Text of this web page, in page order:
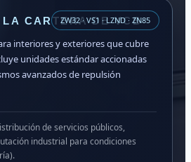
LA CARTERA DE VCB
interiores y exteriores que cubre
unidades estándar accionadas
avanzados de repulsión
ZW32 · VS1 · LZND · ZN85
de servicios públicos,
industrial para condiciones